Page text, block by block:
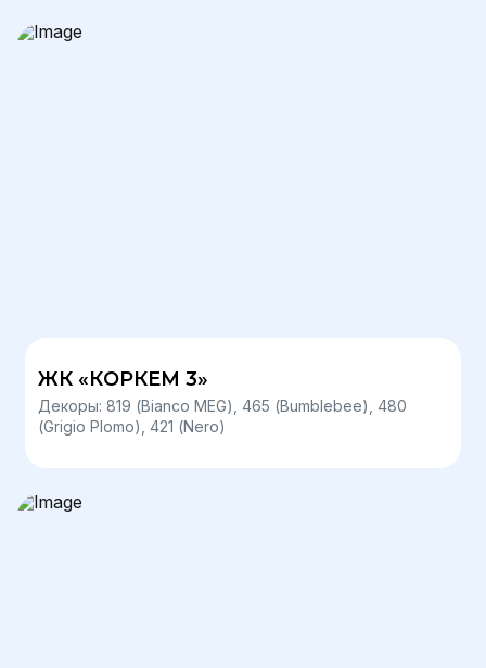
ЖК «КОРКЕМ 3»
Декоры: 819 (Bianco MEG), 465 (Bumblebee), 480
(Grigio Plomo), 421 (Nero)